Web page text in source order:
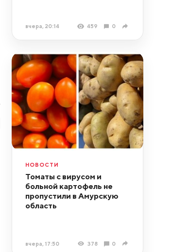
вчера, 20:14 459 0
НОВОСТИ
Томаты с вирусом и
больной картофель не
пропустили в Амурскую
область
вчера, 17:50 378 0